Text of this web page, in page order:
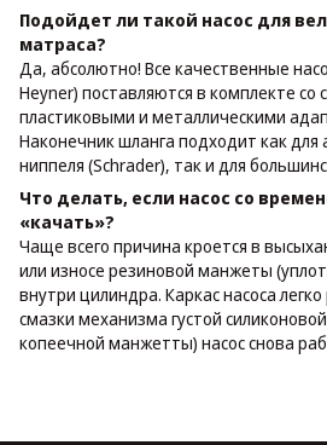
Подойдет ли такой насос для
матраса?
Да, абсолютно! Все качественные
Heyner) поставляются в комплекте со
пластиковыми и металлическими
Наконечник шланга подходит как для
ниппеля (Schrader), так и для
Что делать, если насос со
«качать»?
Чаще всего причина кроется в
или износе резиновой манжеты
внутри цилиндра. Каркас насоса
смазки механизма густой
копеечной манжетты) насос снова